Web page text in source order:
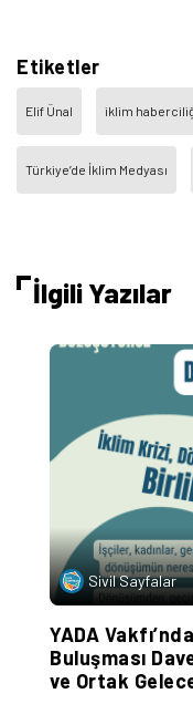
Etiketler
Elif Ünal iklim
Türkiye’de İklim Medyası
İlgili Yazılar
Sivil Sayfalar
YADA
Buluşması
ve Ortak